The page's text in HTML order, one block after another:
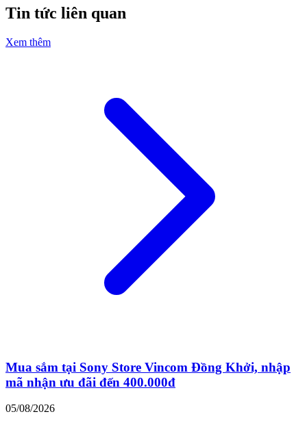
Tin tức liên quan
Xem thêm
Mua sắm tại Sony Store Vincom Đồng Khởi, nhập
mã nhận ưu đãi đến 400.000đ
05/08/2026